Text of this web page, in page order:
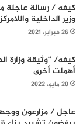
كيفه / رسالة عاجلة
وزير الداخلية
26 فبراير، 2021
كيفه/ “وثيقة وزارة
أهملت أخرى
20 مايو، 2022
عاجل / مزارعون